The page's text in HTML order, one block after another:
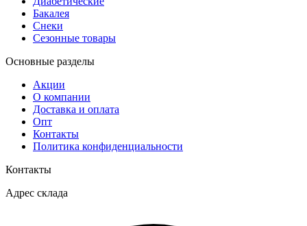
Бакалея
Снеки
Сезонные товары
Основные разделы
Акции
О компании
Доставка и оплата
Опт
Контакты
Политика конфиденциальности
Контакты
Адрес склада